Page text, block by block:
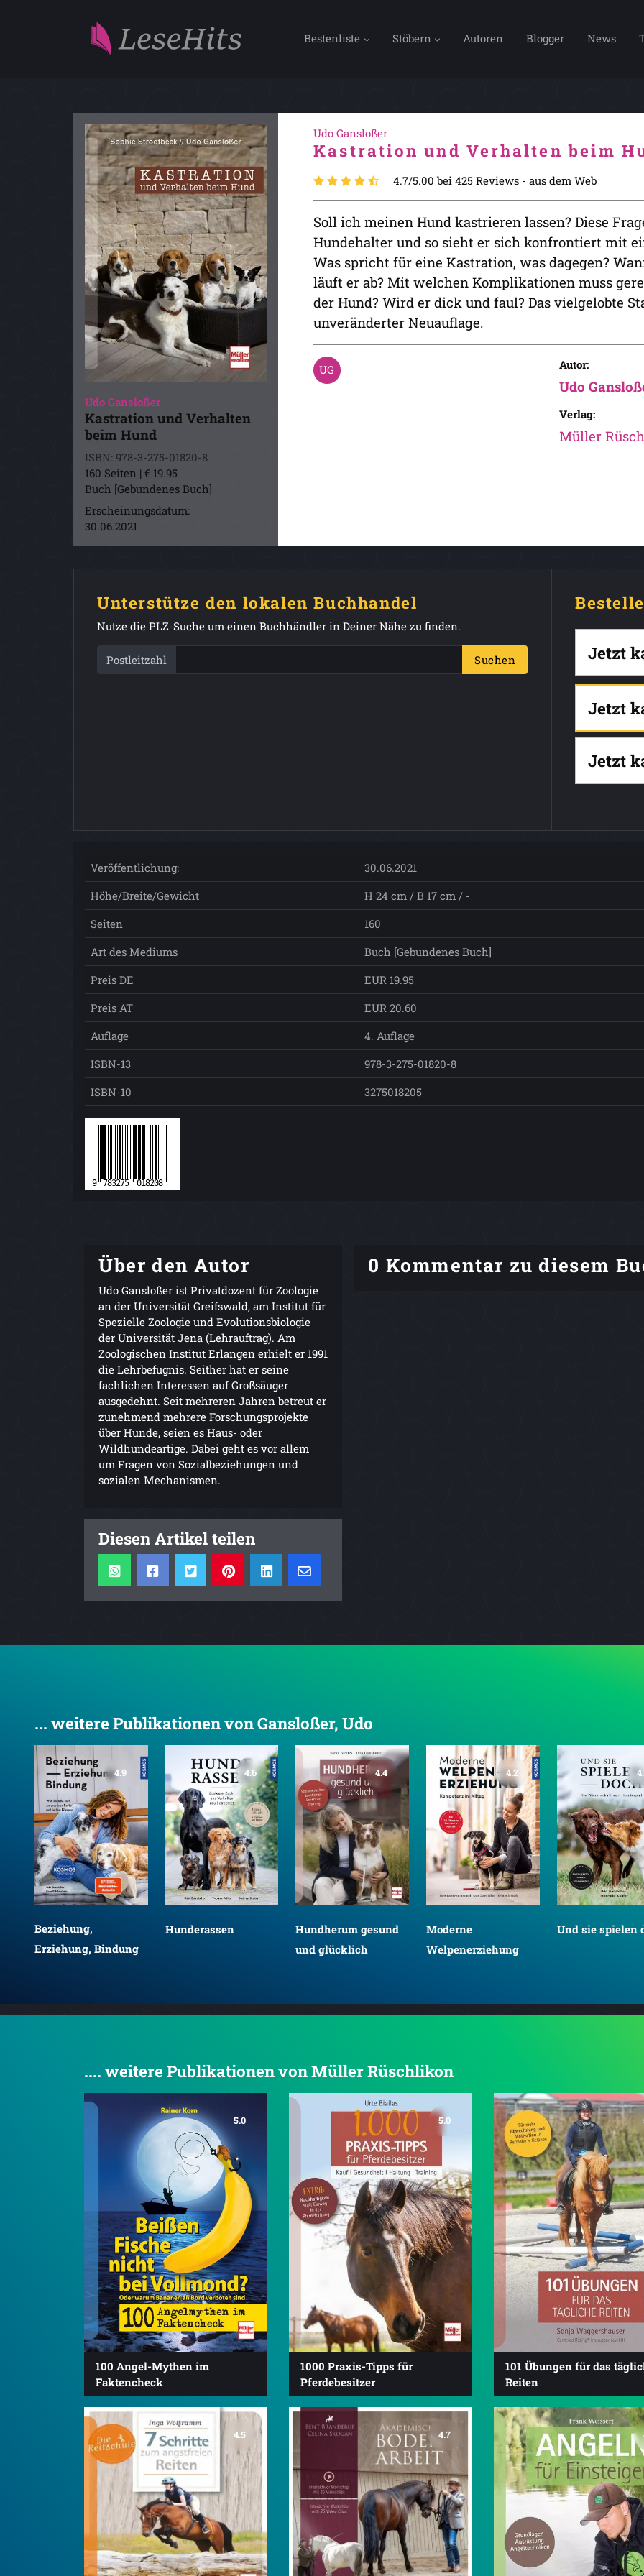
Bestenliste Stöbern Autoren Blogger News
Udo Gansloßer
Kastration und Verhalten
beim Hund
ISBN: 978-3-275-01820-8
160 Seiten | € 19.95
Buch [Gebundenes Buch]
Erscheinungsdatum:
30.06.2021
Udo Gansloßer
Kastration und Verhalten beim
4.7/5.00 bei 425 Reviews - aus dem Web
Soll ich meinen Hund kastrieren lassen? Diese
Hundehalter und so sieht er sich konfrontiert mit
Was spricht für eine Kastration, was dagegen?
läuft er ab? Mit welchen Komplikationen muss
der Hund? Wird er dick und faul? Das vielgelobte
unveränderter Neuauflage.
Autor:
Udo
Verlag:
Müller
Unterstütze den lokalen Buchhandel
Nutze die PLZ-Suche um einen Buchhändler in Deiner Nähe zu finden.
Postleitzahl Suchen Jetzt
Jetzt
Jetzt
Veröffentlichung:
30.06.2021
Höhe/Breite/Gewicht
H 24 cm / B 17 cm / -
Seiten
160
Art des Mediums
Buch [Gebundenes Buch]
Preis DE
EUR 19.95
Preis AT
EUR 20.60
Auflage
4. Auflage
ISBN-13
978-3-275-01820-8
ISBN-10
3275018205
Über den Autor
Udo Gansloßer ist Privatdozent für Zoologie
an der Universität Greifswald, am Institut für
Spezielle Zoologie und Evolutionsbiologie
der Universität Jena (Lehrauftrag). Am
Zoologischen Institut Erlangen erhielt er 1991
die Lehrbefugnis. Seither hat er seine
fachlichen Interessen auf Großsäuger
ausgedehnt. Seit mehreren Jahren betreut er
zunehmend mehrere Forschungsprojekte
über Hunde, seien es Haus- oder
Wildhundeartige. Dabei geht es vor allem
um Fragen von Sozialbeziehungen und
sozialen Mechanismen.
Diesen Artikel teilen
0 Kommentar zu diesem
... weitere Publikationen von Gansloßer, Udo
4.9
Beziehung,
Erziehung, Bindung
4.6
Hunderassen
4.4
Hundherum gesund
und glücklich
4.2
Moderne
Welpenerziehung
Und sie spielen
.... weitere Publikationen von Müller Rüschlikon
5.0
100 Angel-Mythen im
Faktencheck
5.0
1000 Praxis-Tipps für
Pferdebesitzer
101 Übungen für das
Reiten
4.5 4.7